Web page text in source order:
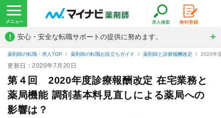
! 安心・安全な転職サポートの提供に努めます。
薬剤師の転職・求人TOP 薬剤師の転職お役立ちガイド 薬剤師と診療報酬改定 2020年
更新日：2020年7月20日
第４回 2020年度診療報酬改定 在宅業務と
薬局機能 調剤基本料見直しによる薬局への
影響は？